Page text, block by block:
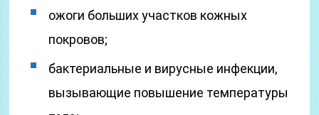
ожоги больших участков кожных
покровов;
бактериальные и вирусные инфекции,
вызывающие повышение температуры